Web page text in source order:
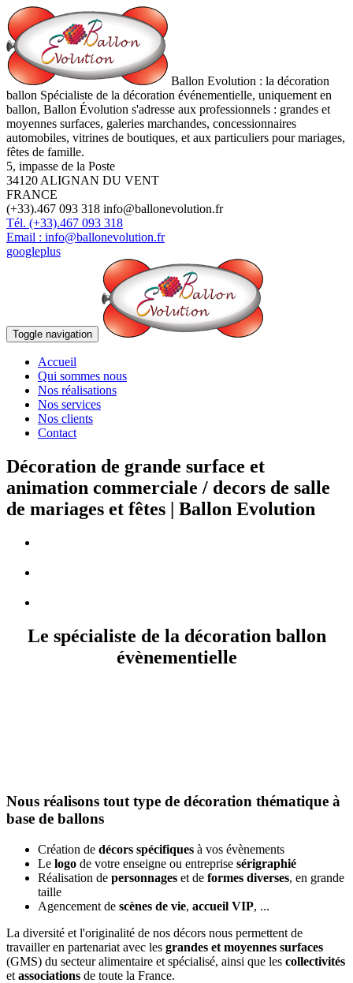
Ballon Evolution : la décoration
ballon Spécialiste de la décoration événementielle, uniquement en
ballon, Ballon Évolution s'adresse aux professionnels : grandes et
moyennes surfaces, galeries marchandes, concessionnaires
automobiles, vitrines de boutiques, et aux particuliers pour mariages,
fêtes de famille.
5, impasse de la Poste
34120 ALIGNAN DU VENT
FRANCE
(+33).467 093 318 info@ballonevolution.fr
Tél. (+33).467 093 318
Email : info@ballonevolution.fr
googleplus
Toggle navigation
Accueil
Qui sommes nous
Nos réalisations
Nos services
Nos clients
Contact
Décoration de grande surface et
animation commerciale / decors de salle
de mariages et fêtes | Ballon Evolution
Le spécialiste de la décoration ballon
évènementielle
Nous réalisons tout type de décoration thématique à
base de ballons
Création de décors spécifiques à vos évènements
Le logo de votre enseigne ou entreprise sérigraphié
Réalisation de personnages et de formes diverses, en grande
taille
Agencement de scènes de vie, accueil VIP, ...
La diversité et l'originalité de nos décors nous permettent de
travailler en partenariat avec les grandes et moyennes surfaces
(GMS) du secteur alimentaire et spécialisé, ainsi que les collectivités
et associations de toute la France.